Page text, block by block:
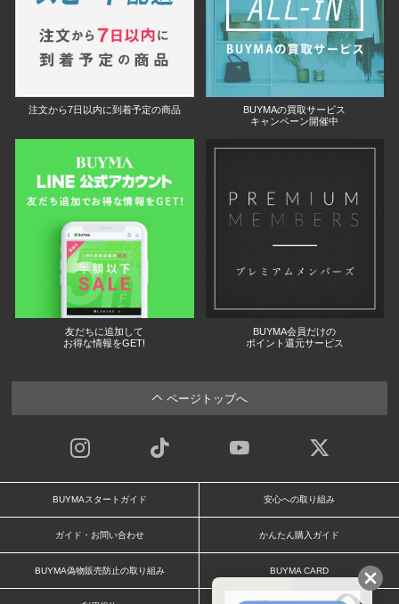
注文から7日以内に到着予定の商品
BUYMAの買取サービス
キャンペーン開催中
友だちに追加して
お得な情報をGET!
BUYMA会員だけの
ポイント還元サービス
ページトップへ
BUYMAスタートガイド 安心への取り組み
ガイド・お問い合わせ かんたん購入ガイド
BUYMA偽物販売防止の取り組み BUYMA CARD